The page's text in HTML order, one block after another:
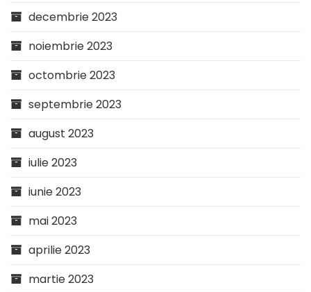
decembrie 2023
noiembrie 2023
octombrie 2023
septembrie 2023
august 2023
iulie 2023
iunie 2023
mai 2023
aprilie 2023
martie 2023